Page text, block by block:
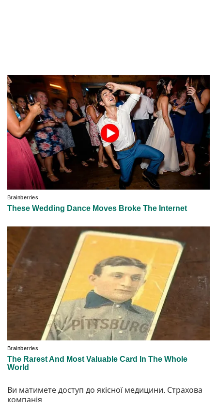
Ви матимете доступ до якісної медицини. Страхова
компанія